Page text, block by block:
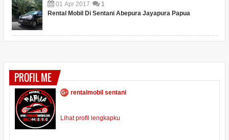
01 Apr 2017
1
Rental Mobil Di Sentani Abepura Jayapura Papua
PROFIL ME
rentalmobil sentani
Lihat profil lengkapku